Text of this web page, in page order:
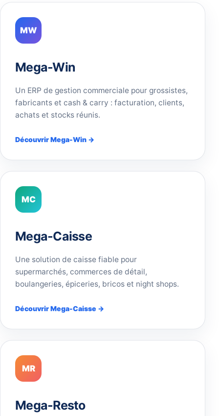
MW
Mega-Win
Un ERP de gestion commerciale pour grossistes,
fabricants et cash & carry : facturation, clients,
achats et stocks réunis.
Découvrir Mega-Win →
MC
Mega-Caisse
Une solution de caisse fiable pour
supermarchés, commerces de détail,
boulangeries, épiceries, bricos et night shops.
Découvrir Mega-Caisse →
MR
Mega-Resto